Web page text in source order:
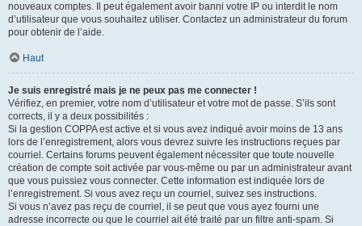
nouveaux comptes. Il peut également avoir banni votre IP ou interdit le nom
d’utilisateur que vous souhaitez utiliser. Contactez un administrateur du forum
pour obtenir de l’aide.
Haut
Je suis enregistré mais je ne peux pas me connecter !
Vérifiez, en premier, votre nom d’utilisateur et votre mot de passe. S’ils sont
corrects, il y a deux possibilités :
Si la gestion COPPA est active et si vous avez indiqué avoir moins de 13 ans
lors de l’enregistrement, alors vous devrez suivre les instructions reçues par
courriel. Certains forums peuvent également nécessiter que toute nouvelle
création de compte soit activée par vous-même ou par un administrateur avant
que vous puissiez vous connecter. Cette information est indiquée lors de
l’enregistrement. Si vous avez reçu un courriel, suivez ses instructions.
Si vous n’avez pas reçu de courriel, il se peut que vous ayez fourni une
adresse incorrecte ou que le courriel ait été traité par un filtre anti-spam. Si